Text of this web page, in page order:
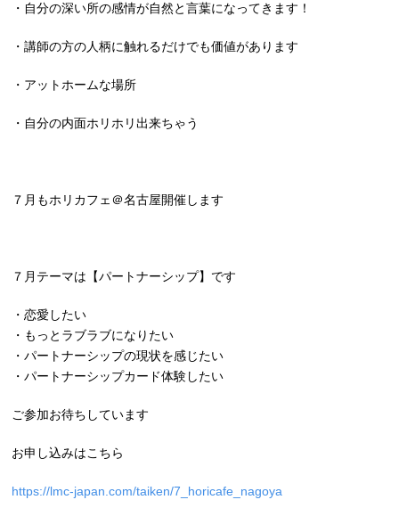
・自分の深い所の感情が自然と言葉になってきます！
・講師の方の人柄に触れるだけでも価値があります
・アットホームな場所
・自分の内面ホリホリ出来ちゃう
７月もホリカフェ＠名古屋開催します
７月テーマは【パートナーシップ】です
・恋愛したい
・もっとラブラブになりたい
・パートナーシップの現状を感じたい
・パートナーシップカード体験したい
ご参加お待ちしています
お申し込みはこちら
https://lmc-japan.com/taiken/7_horicafe_nagoya